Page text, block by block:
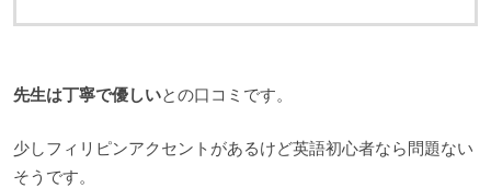
先生は丁寧で優しいとの口コミです。
少しフィリピンアクセントがあるけど英語初心者なら問題ない
そうです。